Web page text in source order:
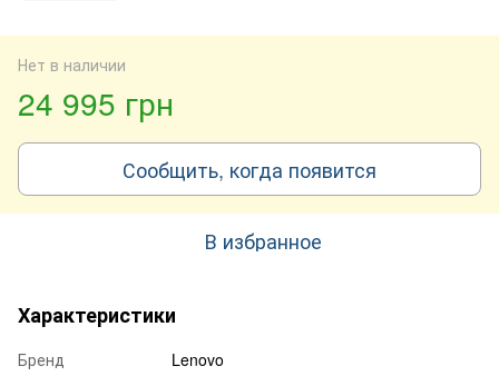
Нет в наличии
24 995 грн
Сообщить, когда появится
В избранное
Характеристики
Бренд
Lenovo